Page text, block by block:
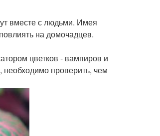
вместе с людьми. Имея
на домочадцев.
цветков - вампиров и
необходимо проверить, чем